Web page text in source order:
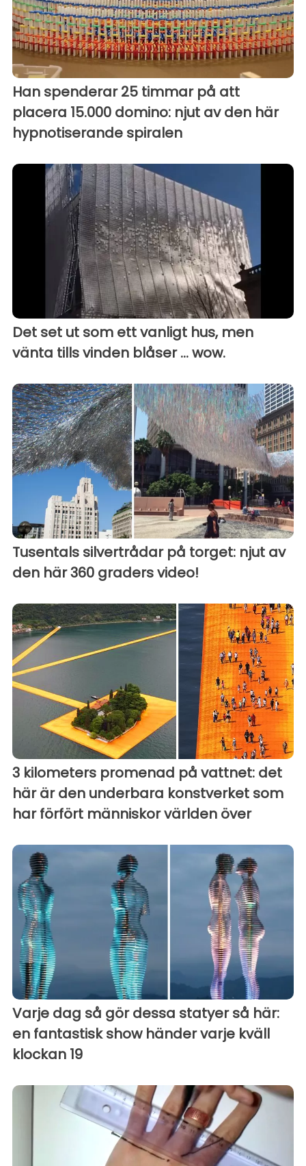
Han spenderar 25 timmar på att
placera 15.000 domino: njut av den här
hypnotiserande spiralen
Det set ut som ett vanligt hus, men
vänta tills vinden blåser ... wow.
Tusentals silvertrådar på torget: njut av
den här 360 graders video!
3 kilometers promenad på vattnet: det
här är den underbara konstverket som
har förfört människor världen över
Varje dag så gör dessa statyer så här:
en fantastisk show händer varje kväll
klockan 19